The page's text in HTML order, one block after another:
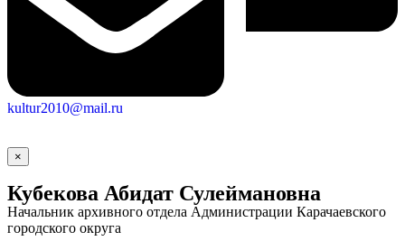
Социальные
видеоролики
Веб
камера
kultur2010@mail.ru
×
Кубекова Абидат Сулеймановна
Начальник архивного отдела Администрации Карачаевского
городского округа